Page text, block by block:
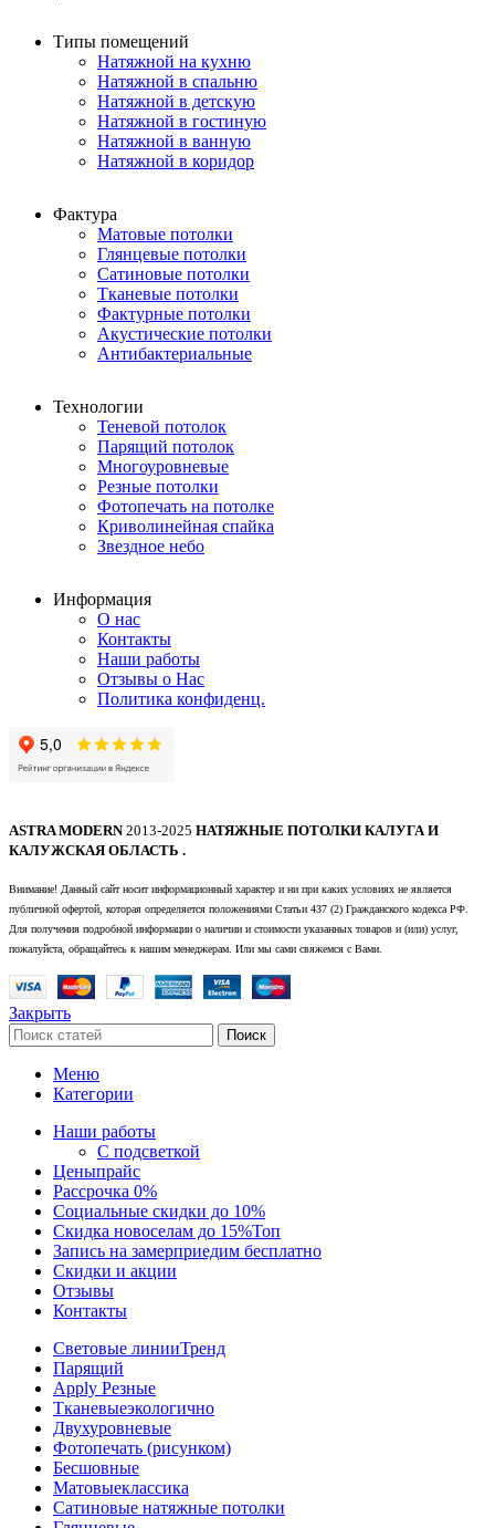
Типы помещений
Натяжной на кухню
Натяжной в спальню
Натяжной в детскую
Натяжной в гостиную
Натяжной в ванную
Натяжной в коридор
Фактура
Матовые потолки
Глянцевые потолки
Сатиновые потолки
Тканевые потолки
Фактурные потолки
Акустические потолки
Антибактериальные
Технологии
Теневой потолок
Парящий потолок
Многоуровневые
Резные потолки
Фотопечать на потолке
Криволинейная спайка
Звездное небо
Информация
О нас
Контакты
Наши работы
Отзывы о Нас
Политика конфиденц.
ASTRA MODERN2013-2025 НАТЯЖНЫЕ ПОТОЛКИ КАЛУГА И
КАЛУЖСКАЯ ОБЛАСТЬ .
Внимание! Данный сайт носит информационный характер и ни при каких условиях не является
публичной офертой, которая определяется положениями Статьи 437 (2) Гражданского кодекса РФ.
Для получения подробной информации о наличии и стоимости указанных товаров и (или) услуг,
пожалуйста, обращайтесь к нашим менеджерам. Или мы сами свяжемся с Вами.
Закрыть
Поиск
Меню
Категории
Наши работы
С подсветкой
Ценыпрайс
Рассрочка 0%
Социальные скидки до 10%
Скидка новоселам до 15%Топ
Запись на замерприедим бесплатно
Скидки и акции
Отзывы
Контакты
Световые линииТренд
Парящий
Apply Резные
Тканевыеэкологично
Двухуровневые
Фотопечать (рисунком)
Бесшовные
Матовыеклассика
Сатиновые натяжные потолки